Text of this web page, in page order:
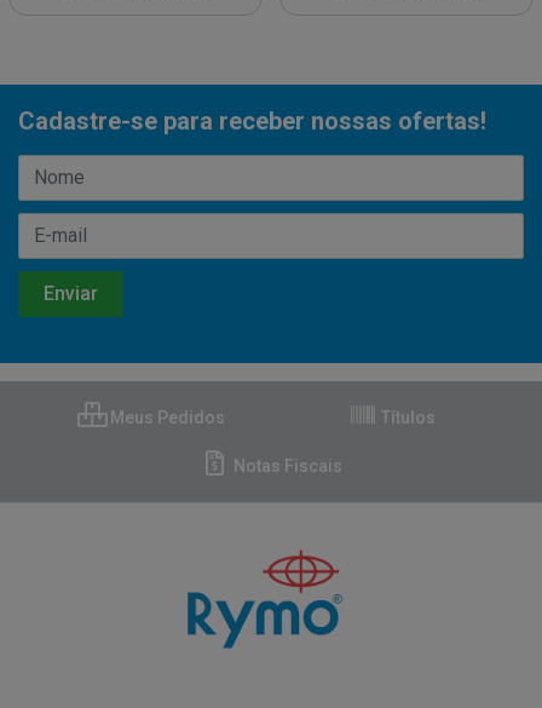
Cadastre-se para receber nossas ofertas!
Meus Pedidos Títulos
Notas Fiscais